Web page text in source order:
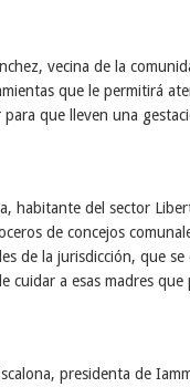
vecina de la
que le permitirá
que lleven una
habitante del sector
de concejos
de la jurisdicción, que
cuidar a esas madres
presidenta de